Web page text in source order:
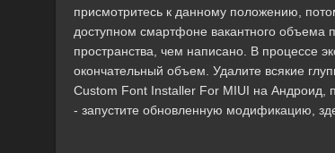
присмотритесь к данному положению,
доступном смартфоне вакантного
пространства, чем написано. В процессе
окончательный объем. Удалите всякие
Custom Font Installer For MIUI на Андроид,
- запустите обновленную модификацию,